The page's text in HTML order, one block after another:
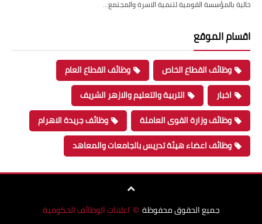
خالية بالمؤسسة القومية لتنمية الاسرة والمجتمع…
اقسام الموقع
وظائف القطاع الخاص
وظائف القطاع العام
اخبار
التربية والتعليم والازهر الشريف
وظائف وزارة القوى العاملة
وظائف جريدة الاهرام
وظائف اعضاء هيئة تدريس بالجامعات والمعاهد
جميع الحقوق محفوظة © اعلانات الوظائف الحكومية